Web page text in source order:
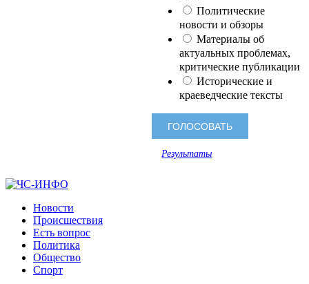
Политические
новости и обзоры
Материалы об
актуальных проблемах,
критические публикации
Исторические и
краеведческие тексты
Результаты
Новости
Происшествия
Есть вопрос
Политика
Общество
Спорт